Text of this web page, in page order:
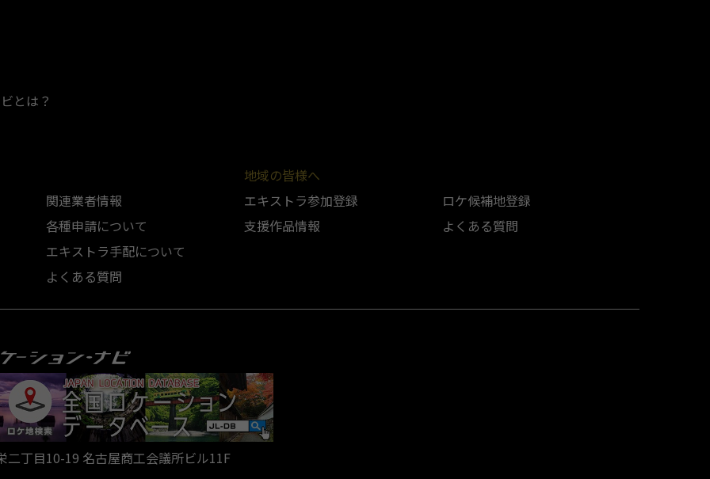
とは？
関連業者情報
各種申請について
エキストラ手配について
よくある質問
地域の皆様へ
エキストラ参加登録
ロケ候補地登録
支援作品情報
よくある質問
二丁目10-19 名古屋商工会議所ビル11F